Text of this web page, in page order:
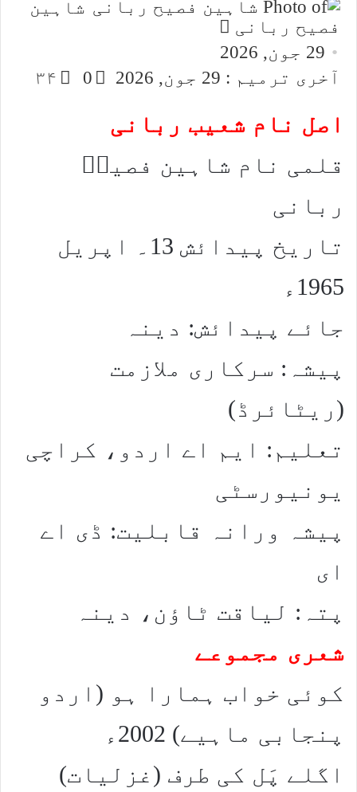
شاہین
فصیح ربانی
29 جون, 2026
آخری ترمیم : 29 جون, 2026
0 ۳۴
اصل نام شعیب ربانی
قلمی نام شاہین فصیحؔ
ربانی
تاریخ پیدائش 13۔ اپریل
1965ء
جائے پیدائش: دینہ
پیشہ: سرکاری ملازمت
(ریٹائرڈ)
تعلیم: ایم اے اردو، کراچی
یونیورسٹی
پیشہ ورانہ قابلیت: ڈی اے
ای
پتہ: لیاقت ٹاؤن، دینہ
شعری مجموعے
کوئی خواب ہمارا ہو (اردو
پنجابی ماہیے) 2002ء
اگلے پَل کی طرف (غزلیات)